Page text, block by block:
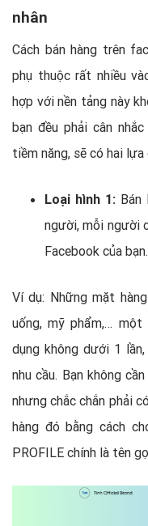
nhân
Cách bán hàng trên
phụ thuộc rất nhiều
hợp với nền tảng này
bạn đều phải cân
tiềm năng, sẽ có hai lựa
Loại hình 1: Bán
người, mỗi người
Facebook của bạn.
Ví dụ: Những mặt
uống, mỹ phẩm,… một
dụng không dưới 1
nhu cầu. Bạn không
nhưng chắc chắn phải
hàng đó bằng cách
PROFILE chính là tên